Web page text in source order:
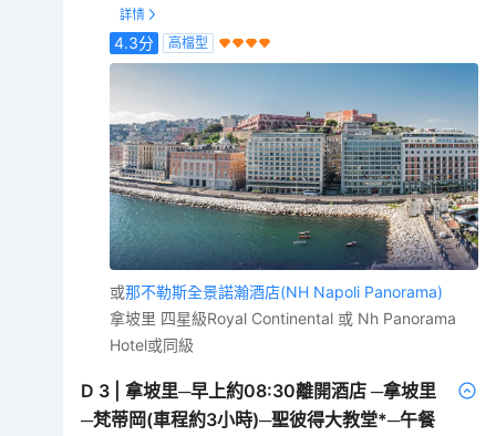
4.3分 高檔型
或那不勒斯全景諾瀚酒店(NH Napoli Panorama)
拿坡里 四星級Royal Continental 或 Nh Panorama
Hotel或同級
D 3 |拿坡里─早上約08:30離開酒店 ─拿坡里
─梵蒂岡(車程約3小時)─聖彼得大教堂*─午餐